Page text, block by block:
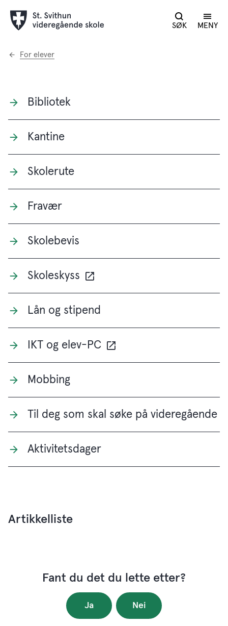
SØK MENY
Du
For elever
Bibliotek
Kantine
Skolerute
Fravær
Skolebevis
Skoleskyss
Lån og stipend
IKT og elev-PC
Mobbing
Til deg som skal søke på videregående
Aktivitetsdager
Artikkelliste
Fant du det du lette etter?
Ja Nei